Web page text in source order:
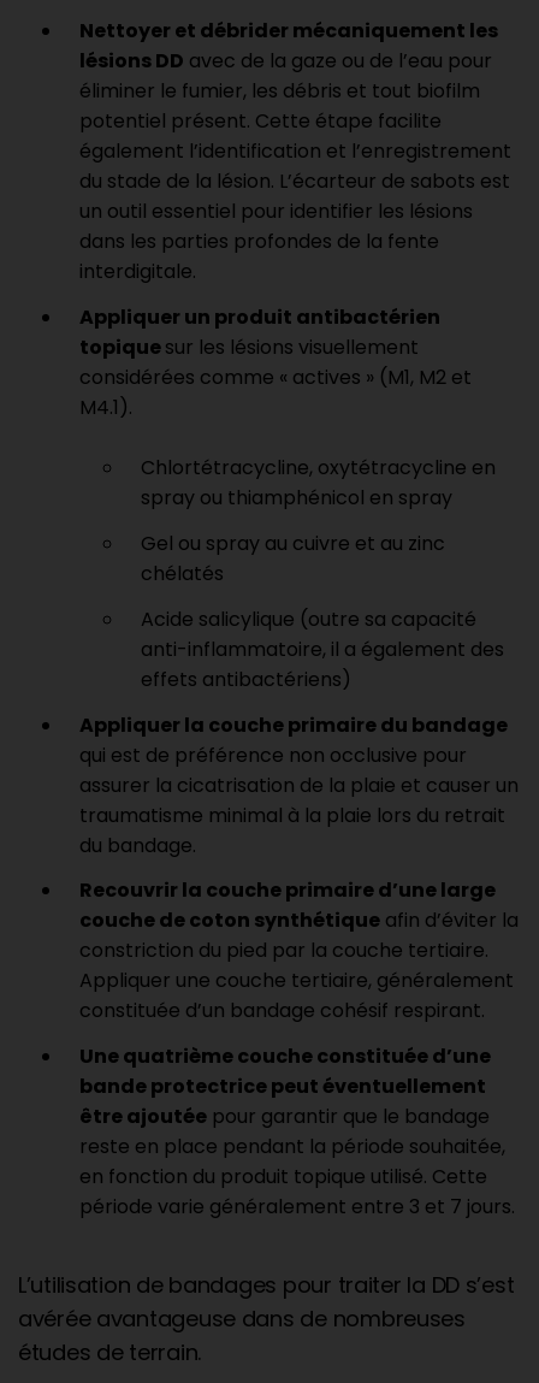
Nettoyer et débrider mécaniquement les
lésions DD avec de la gaze ou de l’eau pour
éliminer le fumier, les débris et tout biofilm
potentiel présent. Cette étape facilite
également l’identification et l’enregistrement
du stade de la lésion. L’écarteur de sabots est
un outil essentiel pour identifier les lésions
dans les parties profondes de la fente
interdigitale.
Appliquer un produit antibactérien
topiquesur les lésions visuellement
considérées comme « actives » (M1, M2 et
M4.1).
Chlortétracycline, oxytétracycline en
spray ou thiamphénicol en spray
Gel ou spray au cuivre et au zinc
chélatés
Acide salicylique (outre sa capacité
anti-inflammatoire, il a également des
effets antibactériens)
Appliquer la couche primaire du bandage
qui est de préférence non occlusive pour
assurer la cicatrisation de la plaie et causer un
traumatisme minimal à la plaie lors du retrait
du bandage.
Recouvrir la couche primaire d’une large
couche de coton synthétique afin d’éviter la
constriction du pied par la couche tertiaire.
Appliquer une couche tertiaire, généralement
constituée d’un bandage cohésif respirant.
Une quatrième couche constituée d’une
bande protectrice peut éventuellement
être ajoutée pour garantir que le bandage
reste en place pendant la période souhaitée,
en fonction du produit topique utilisé. Cette
période varie généralement entre 3 et 7 jours.
L’utilisation de bandages pour traiter la DD s’est
avérée avantageuse dans de nombreuses
études de terrain.